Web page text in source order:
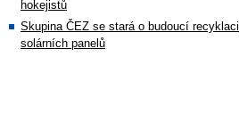
hokejistů
Skupina ČEZ se stará o budoucí recyklaci
solárních panelů